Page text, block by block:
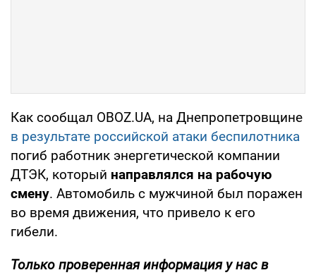
Как сообщал OBOZ.UA, на Днепропетровщине
в результате российской атаки беспилотника
погиб работник энергетической компании
ДТЭК, который направлялся на рабочую
смену. Автомобиль с мужчиной был поражен
во время движения, что привело к его
гибели.
Только проверенная информация у нас в